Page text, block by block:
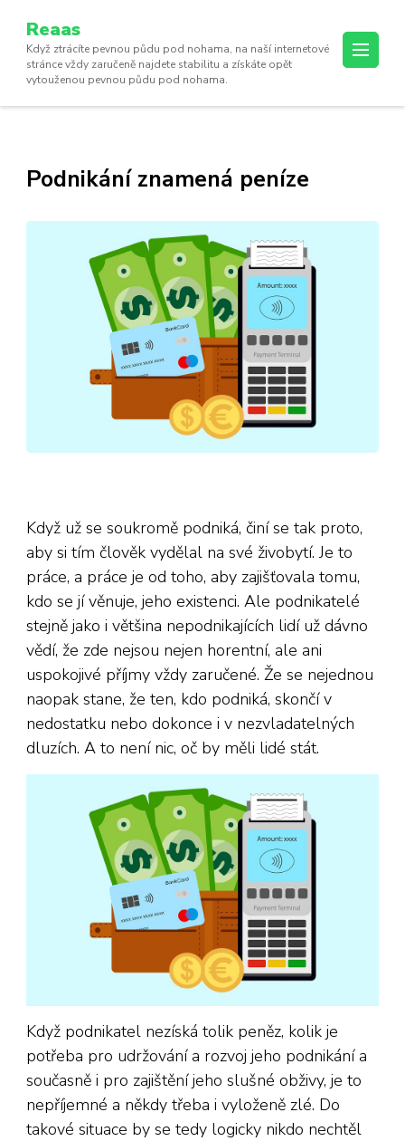
Reaas
Když ztrácíte pevnou půdu pod nohama, na naší internetové
stránce vždy zaručeně najdete stabilitu a získáte opět
vytouženou pevnou půdu pod nohama.
Podnikání znamená peníze
Když už se soukromě podniká, činí se tak proto,
aby si tím člověk vydělal na své živobytí. Je to
práce, a práce je od toho, aby zajišťovala tomu,
kdo se jí věnuje, jeho existenci. Ale podnikatelé
stejně jako i většina nepodnikajících lidí už dávno
vědí, že zde nejsou nejen horentní, ale ani
uspokojivé příjmy vždy zaručené. Že se nejednou
naopak stane, že ten, kdo podniká, skončí v
nedostatku nebo dokonce i v nezvladatelných
dluzích. A to není nic, oč by měli lidé stát.
Když podnikatel nezíská tolik peněz, kolik je
potřeba pro udržování a rozvoj jeho podnikání a
současně i pro zajištění jeho slušné obživy, je to
nepříjemné a někdy třeba i vyloženě zlé. Do
takové situace by se tedy logicky nikdo nechtěl